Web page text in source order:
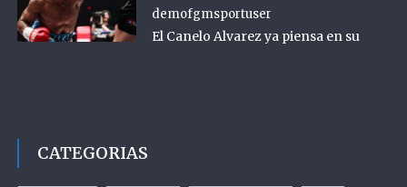
demofgmsportuser
El Canelo Alvarez ya piensa en su
CATEGORIAS